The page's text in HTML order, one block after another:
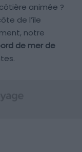
animée ?
de l’île
notre
de mer de